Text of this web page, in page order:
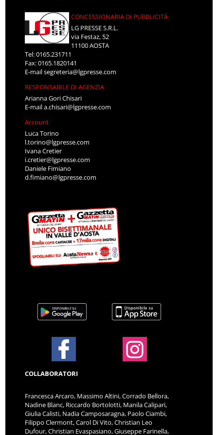
CONCESSIONARIA DI PUBBLICITÀ
LG PRESSE S.R.L.
via Festaz, 52
11100 AOSTA
Tel: 0165.231711
Fax: 0165.1820141
E-mailsegreteria@lgpresse.com
RESPONSABILE DI AGENZIA
Arianna Gori Chisari
E-maila.chisari@lgpresse.com
Account
Luca Torino
l.torino@lgpresse.com
Ivana Cretier
i.cretier@lgpresse.com
Daniele Fimiano
d.fimiano@lgpresse.com
COLLABORATORI
Francesca Arcaro, Massimo Altini, Corrado Bellora,
Nadine Blanc, Riccardo Bortolotti, Manila Calipari,
Giulia Calisti, Nadia Camposaragna, Paolo Ciambi,
Filippo Clermont, Carol Di Vito, Christian Leo
Dufour, Christian Evaspasiano, Giuseppe Farinella,